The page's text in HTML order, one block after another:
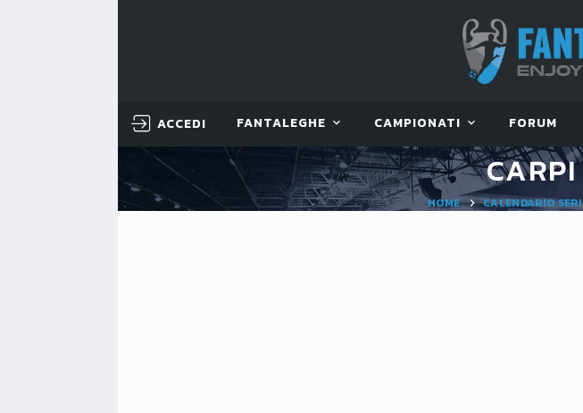
ACCEDI FANTALEGHE CAMPIONATI FORUM
HOME CALENDARIO